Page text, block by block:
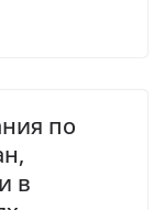
по
в